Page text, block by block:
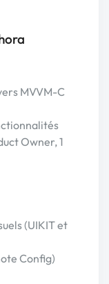
MVVM-C
Owner, 1
(UIKIT et
Config)